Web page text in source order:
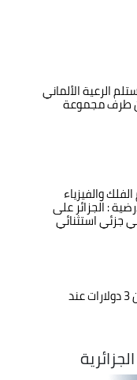
الرعية الألماني
طرف مجموعة
والفيزياء
: الجزائر على
استثنائي
النفط يرتفع بأكثر من 3 دولارات عند